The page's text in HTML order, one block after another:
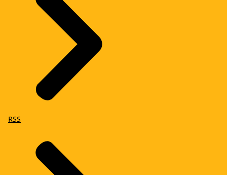
RSS